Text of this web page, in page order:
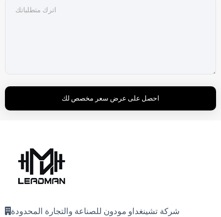
احصل على عرض سعر مخصص لك
شركة تشينغداو مودون للصناعة والتجارة المحدودة